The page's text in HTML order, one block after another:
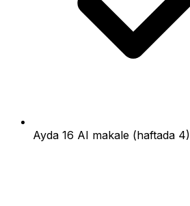
Ayda 16 AI makale (haftada 4)